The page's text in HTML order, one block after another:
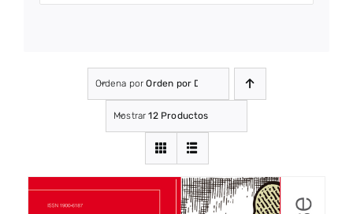
Ordena porOrden por Defecto
Mostrar12 Productos